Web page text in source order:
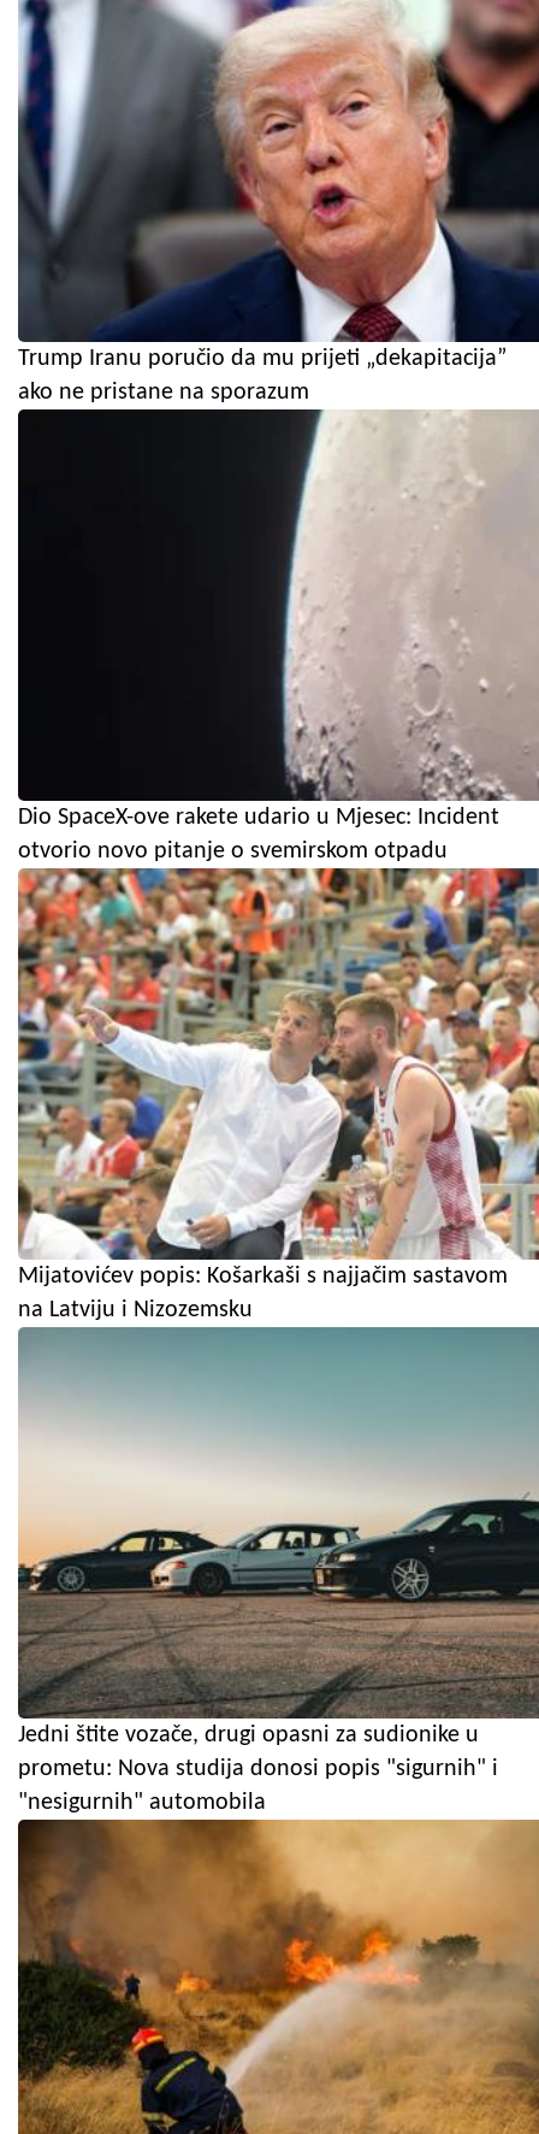
Trump Iranu poručio da mu prijeti „dekapitacija”
ako ne pristane na sporazum
Dio SpaceX-ove rakete udario u Mjesec: Incident
otvorio novo pitanje o svemirskom otpadu
Mijatovićev popis: Košarkaši s najjačim sastavom
na Latviju i Nizozemsku
Jedni štite vozače, drugi opasni za sudionike u
prometu: Nova studija donosi popis "sigurnih" i
"nesigurnih" automobila